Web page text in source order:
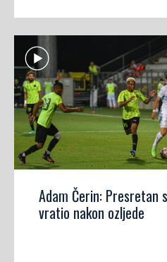
Adam Čerin: Presretan
vratio nakon ozljede